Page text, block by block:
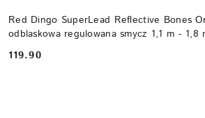
Red Dingo SuperLead Reflective Bones
odblaskowa regulowana smycz 1,1 m - 1,8
Cena:
119.90